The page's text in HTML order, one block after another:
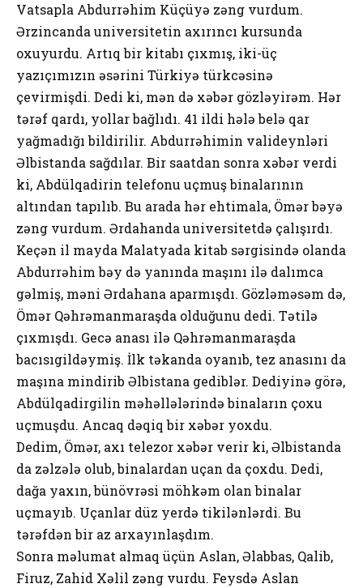
Vatsapla Abdurrəhim Küçüyə zəng vurdum.
Ərzincanda universitetin axırıncı kursunda
oxuyurdu. Artıq bir kitabı çıxmış, iki-üç
yazıçımızın əsərini Türkiyə türkcəsinə
çevirmişdi. Dedi ki, mən də xəbər gözləyirəm. Hər
tərəf qardı, yollar bağlıdı. 41 ildi hələ belə qar
yağmadığı bildirilir. Abdurrəhimin valideynləri
Əlbistanda sağdılar. Bir saatdan sonra xəbər verdi
ki, Abdülqadirin telefonu uçmuş binalarının
altından tapılıb. Bu arada hər ehtimala, Ömər bəyə
zəng vurdum. Ərdahanda universitetdə çalışırdı.
Keçən il mayda Malatyada kitab sərgisində olanda
Abdurrəhim bəy də yanında maşını ilə dalımca
gəlmiş, məni Ərdahana aparmışdı. Gözləməsəm də,
Ömər Qəhrəmanmaraşda olduğunu dedi. Tətilə
çıxmışdı. Gecə anası ilə Qəhrəmanmaraşda
bacısıgildəymiş. İlk təkanda oyanıb, tez anasını da
maşına mindirib Əlbistana gediblər. Dediyinə görə,
Abdülqadirgilin məhəllələrində binaların çoxu
uçmuşdu. Ancaq dəqiq bir xəbər yoxdu.
Dedim, Ömər, axı telezor xəbər verir ki, Əlbistanda
da zəlzələ olub, binalardan uçan da çoxdu. Dedi,
dağa yaxın, bünövrəsi möhkəm olan binalar
uçmayıb. Uçanlar düz yerdə tikilənlərdi. Bu
tərəfdən bir az arxayınlaşdım.
Sonra məlumat almaq üçün Aslan, Əlabbas, Qalib,
Firuz, Zahid Xəlil zəng vurdu. Feysdə Aslan